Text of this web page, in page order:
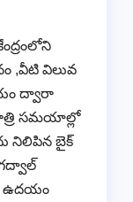
,వీటి విలువ
ద్వారా
సమయాల్లో
నిలిపిన బైక్
ఉదయం